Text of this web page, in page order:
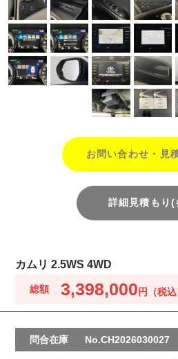
お問い合わせ・見
詳細見積もり(
カムリ 2.5WS 4WD
3,398,000
問合在庫 No.CH2026030027